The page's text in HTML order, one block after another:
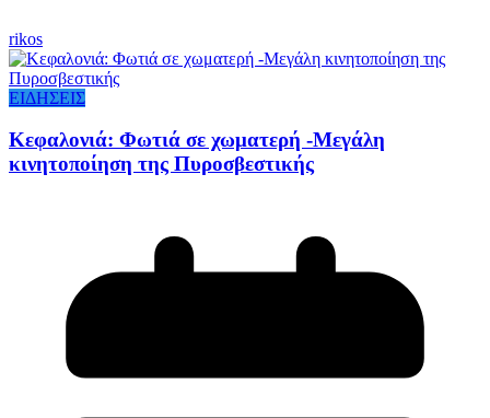
rikos
ΕΙΔΗΣΕΙΣ
Κεφαλονιά: Φωτιά σε χωματερή -Μεγάλη
κινητοποίηση της Πυροσβεστικής